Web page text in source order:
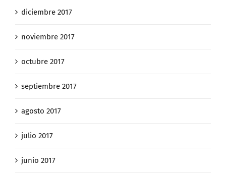
diciembre 2017
noviembre 2017
octubre 2017
septiembre 2017
agosto 2017
julio 2017
junio 2017